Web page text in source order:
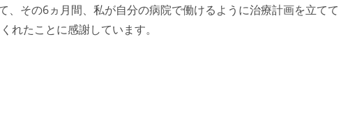
、その6ヵ月間、私が自分の病院で働けるように治療計画を立てて
れたことに感謝しています。